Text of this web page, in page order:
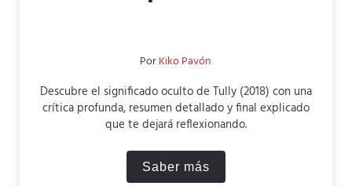
PorKiko Pavón
Descubre el significado oculto de Tully (2018) con una
crítica profunda, resumen detallado y final explicado
que te dejará reflexionando.
Saber másTully (2018): Crítica,